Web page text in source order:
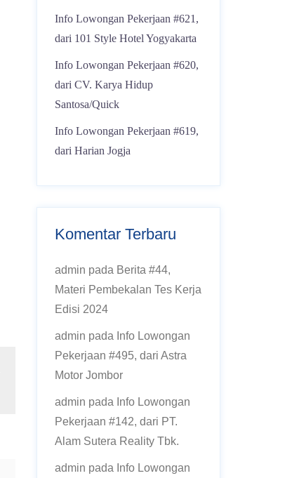
Info Lowongan Pekerjaan #621,
dari 101 Style Hotel Yogyakarta
Info Lowongan Pekerjaan #620,
dari CV. Karya Hidup
Santosa/Quick
Info Lowongan Pekerjaan #619,
dari Harian Jogja
Komentar Terbaru
admin pada Berita #44,
Materi Pembekalan Tes Kerja
Edisi 2024
admin pada Info Lowongan
Pekerjaan #495, dari Astra
Motor Jombor
admin pada Info Lowongan
Pekerjaan #142, dari PT.
Alam Sutera Reality Tbk.
admin pada Info Lowongan